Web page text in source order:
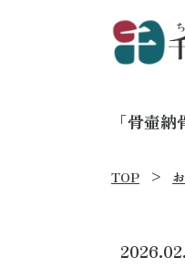
「骨壷
TOP